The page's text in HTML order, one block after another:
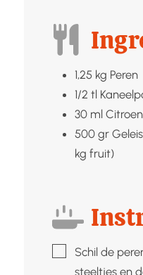
1,25 kg Peren
1/2 tl
30 ml
500 gr
kg fruit)
▢Schil de
steeltjes en